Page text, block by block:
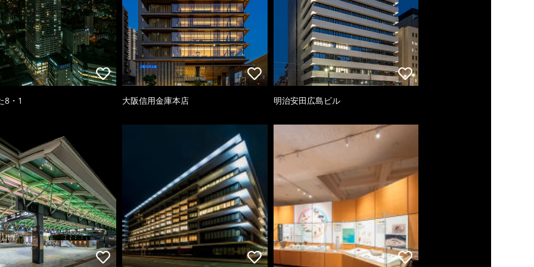
8・1 大阪信用金庫本店 明治安田広島ビル